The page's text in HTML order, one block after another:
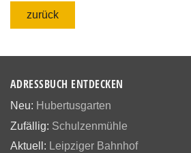
zurück
ADRESSBUCH ENTDECKEN
Neu: Hubertusgarten
Zufällig: Schulzenmühle
Aktuell: Leipziger Bahnhof